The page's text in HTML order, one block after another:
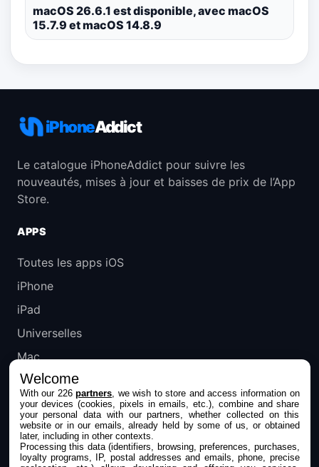
macOS 26.6.1 est disponible, avec macOS
15.7.9 et macOS 14.8.9
iPhoneAddict
Le catalogue iPhoneAddict pour suivre les
nouveautés, mises à jour et baisses de prix de l’App
Store.
APPS
Toutes les apps iOS
iPhone
iPad
Universelles
Mac
Apple TV
IPHONEADDICT
Actualité Apple
Welcome
With our 226partners , we wish to store and access information on
your devices (cookies, pixels in emails, etc.), combine and share
your personal data with our partners, whether collected on this
website or in our emails, already held by some of us, or obtained
later, including in other contexts.
Processing this data (identifiers, browsing, preferences, purchases,
loyalty programs, IP, postal addresses and emails, phone, precise